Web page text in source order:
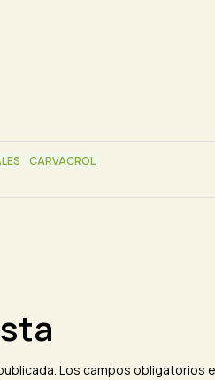
CARVACROL
Los campos obligatorios